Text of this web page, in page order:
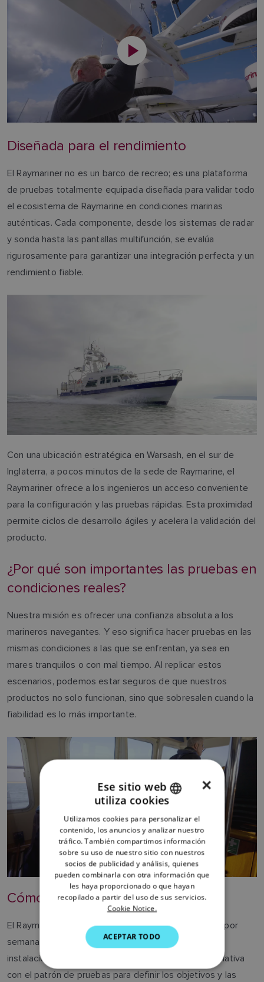
Diseñada para el rendimiento
El Raymariner no es un barco de recreo; es una plataforma
de pruebas totalmente equipada diseñada para validar todo
el ecosistema de Raymarine en condiciones marinas
auténticas. Cada componente, desde los sistemas de radar
y sonda hasta las pantallas multifunción, se evalúa
rigurosamente para garantizar una integración perfecta y un
rendimiento fiable.
Con una ubicación estratégica en Warsash, en el sur de
Inglaterra, a pocos minutos de la sede de Raymarine, el
Raymariner ofrece a los ingenieros un acceso conveniente
para la configuración y las pruebas rápidas. Esta proximidad
permite ciclos de desarrollo ágiles y acelera la validación del
producto.
¿Por qué son importantes las pruebas en
condiciones reales?
Nuestra misión es ofrecer una confianza absoluta a los
marineros navegantes. Y eso significa hacer pruebas en las
mismas condiciones a las que se enfrentan, ya sea en
mares tranquilos o con mal tiempo. Al replicar estos
escenarios, podemos estar seguros de que nuestros
productos no solo funcionan, sino que sobresalen cuando la
fiabilidad es lo más importante.
Cómo hacemos las pruebas
El Raymariner opera en el agua de tres a cuatro días por
semana. Cada sesión comienza con la preparación e
instalación del equipo, seguida de una reunión informativa
con el patrón de pruebas para definir los objetivos y las
ENGLISH
FRENCH
DANISH
ITALIAN
SWEDISH
DUTCH
SPANISH
×
Ese sitio web
utiliza cookies
Utilizamos cookies para personalizar el
contenido, los anuncios y analizar nuestro
tráfico. También compartimos información
sobre su uso de nuestro sitio con nuestros
socios de publicidad y análisis, quienes
pueden combinarla con otra información que
les haya proporcionado o que hayan
recopilado a partir del uso de sus servicios.
Cookie Notice.
ACEPTAR TODO